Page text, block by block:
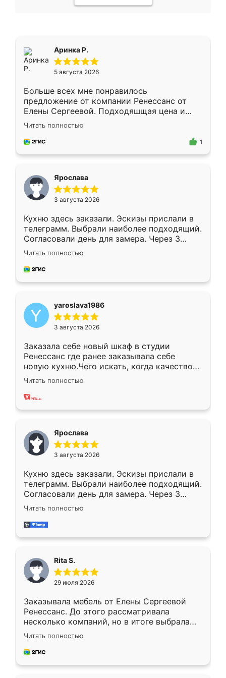
Аринка Р.
5 августа 2026
Больше всех мне понравилось
предложение от компании Ренессанс от
Елены Сергеевой. Подходяшщая цена и
короткие сроки изготовления. Приехавший
для замера сотрудник Владислав
предложил по моему эскизу самый
Читать полностью
1
Ярослава
3 августа 2026
Кухню здесь заказали. Эскизы прислали в
телеграмм. Выбрали наиболее подходящий.
Согласовали день для замера. Через 3
недели кухня была уже готова. Остались
довольны работой. Спасибо Ренессанс
мебель за качественную работу!
Читать полностью
yaroslava1986
3 августа 2026
Заказала себе новый шкаф в студии
Ренессанс где ранее заказывала себе
новую кухню.Чего искать, когда качеством
вполне довольна. Служит кухня уже почти
два года, нареканий нет.
Читать полностью
Ярослава
3 августа 2026
Кухню здесь заказали. Эскизы прислали в
телеграмм. Выбрали наиболее подходящий.
Согласовали день для замера. Через 3
недели кухня была уже готова. Остались
довольны работой. Спасибо Ренессанс
мебель за качественную работу!
Читать полностью
Rita S.
29 июля 2026
Заказывала мебель от Елены Сергеевой
Ренессанс. До этого рассматривала
несколько компаний, но в итоге выбрала
эту. Сначала обговорили условия, потом
приехал замерщик, всё спокойно объяснил
и снял размеры. Изготовили в срок, с
Читать полностью